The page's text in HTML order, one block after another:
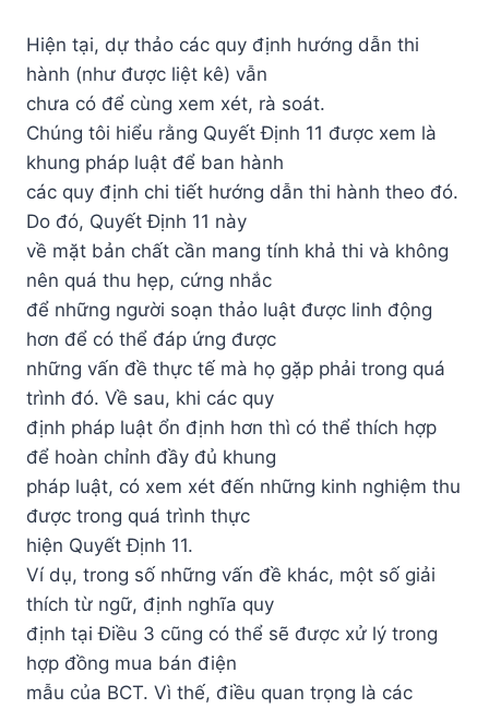
Hiện tại, dự thảo các quy định hướng dẫn thi
hành (như được liệt kê) vẫn
chưa có để cùng xem xét, rà soát.
Chúng tôi hiểu rằng Quyết Định 11 được xem là
khung pháp luật để ban hành
các quy định chi tiết hướng dẫn thi hành theo đó.
Do đó, Quyết Định 11 này
về mặt bản chất cần mang tính khả thi và không
nên quá thu hẹp, cứng nhắc
để những người soạn thảo luật được linh động
hơn để có thể đáp ứng được
những vấn đề thực tế mà họ gặp phải trong quá
trình đó. Về sau, khi các quy
định pháp luật ổn định hơn thì có thể thích hợp
để hoàn chỉnh đầy đủ khung
pháp luật, có xem xét đến những kinh nghiệm thu
được trong quá trình thực
hiện Quyết Định 11.
Ví dụ, trong số những vấn đề khác, một số giải
thích từ ngữ, định nghĩa quy
định tại Điều 3 cũng có thể sẽ được xử lý trong
hợp đồng mua bán điện
mẫu của BCT. Vì thế, điều quan trọng là các